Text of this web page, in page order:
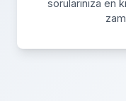
sorularınıza en